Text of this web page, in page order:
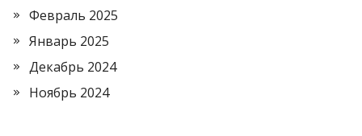
Февраль 2025
Январь 2025
Декабрь 2024
Ноябрь 2024